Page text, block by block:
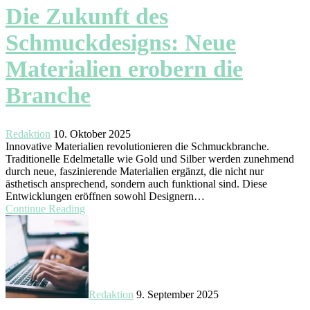
Die Zukunft des
Schmuckdesigns: Neue
Materialien erobern die
Branche
Redaktion 10. Oktober 2025
Innovative Materialien revolutionieren die Schmuckbranche.
Traditionelle Edelmetalle wie Gold und Silber werden zunehmend
durch neue, faszinierende Materialien ergänzt, die nicht nur
ästhetisch ansprechend, sondern auch funktional sind. Diese
Entwicklungen eröffnen sowohl Designern…
Continue Reading
Redaktion 9. September 2025